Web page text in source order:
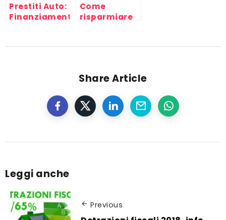
Prestiti Auto:
Finanziamenti
Usate
Come
risparmiare
euro
Share Article
Leggi anche
Previous